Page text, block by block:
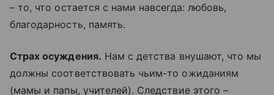
– то, что остается с нами навсегда: любовь,
благодарность, память.
Страх осуждения. Нам с детства внушают, что мы
должны соответствовать чьим-то ожиданиям
(мамы и папы, учителей). Следствие этого –